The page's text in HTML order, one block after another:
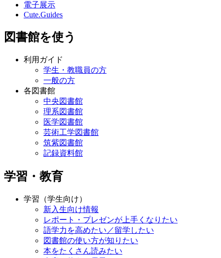
電子展示
Cute.Guides
図書館を使う
利用ガイド
学生・教職員の方
一般の方
各図書館
中央図書館
理系図書館
医学図書館
芸術工学図書館
筑紫図書館
記録資料館
学習・教育
学習（学生向け）
新入生向け情報
レポート・プレゼンが上手くなりたい
語学力を高めたい／留学したい
図書館の使い方が知りたい
本をたくさん読みたい